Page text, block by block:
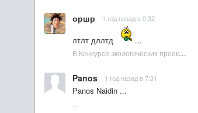
оршр 1 год назад в 0:32
лтлт дллтд
...
В Конкурсе экологических проектов в Подмосковье активно участвовала молодежь :: NewsRbk.ru...
Panos 1 год назад в 7:31
Panos Naidin ...